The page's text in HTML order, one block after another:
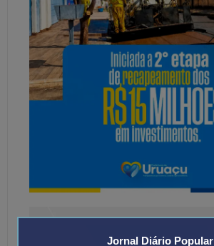
Jornal Diário Popular